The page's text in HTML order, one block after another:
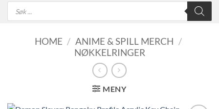
Products
search
HOME / ANIME & SPILL MERCH /
NØKKELRINGER
MENY